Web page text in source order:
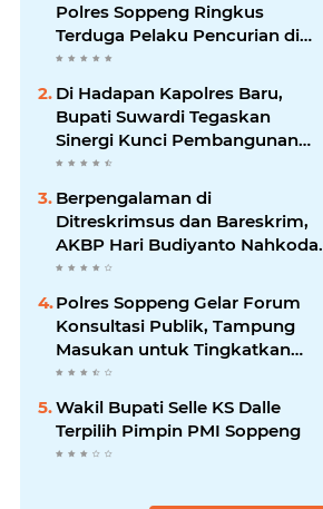
Polres Soppeng Ringkus
Terduga Pelaku Pencurian di
Liliriaja
Di Hadapan Kapolres Baru,
Bupati Suwardi Tegaskan
Sinergi Kunci Pembangunan
Soppeng
Berpengalaman di
Ditreskrimsus dan Bareskrim,
AKBP Hari Budiyanto Nahkodai
Polres Soppeng
Polres Soppeng Gelar Forum
Konsultasi Publik, Tampung
Masukan untuk Tingkatkan
Pelayanan
Wakil Bupati Selle KS Dalle
Terpilih Pimpin PMI Soppeng